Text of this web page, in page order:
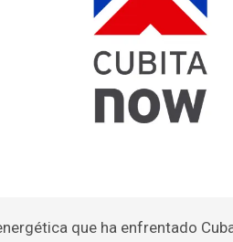
que ha enfrentado